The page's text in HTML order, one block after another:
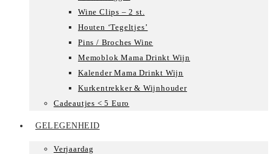
Wine Clips – 2 st.
Houten ‘Tegeltjes’
Pins / Broches Wine
Memoblok Mama Drinkt Wijn
Kalender Mama Drinkt Wijn
Kurkentrekker & Wijnhouder
Cadeautjes < 5 Euro
GELEGENHEID
Verjaardag